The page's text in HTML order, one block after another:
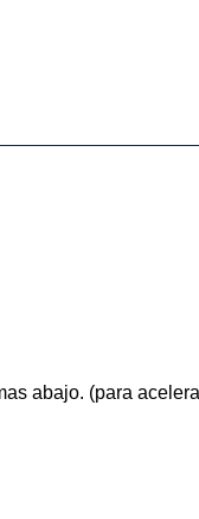
abajo. (para